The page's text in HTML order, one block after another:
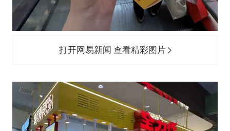
打开网易新闻 查看精彩图片